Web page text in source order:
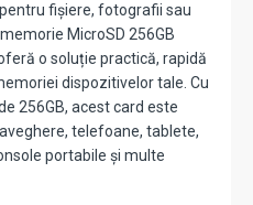
fișiere, fotografii sau
MicroSD 256GB
o soluție practică, rapidă
dispozitivelor tale. Cu
256GB, acest card este
telefoane, tablete,
portabile și multe